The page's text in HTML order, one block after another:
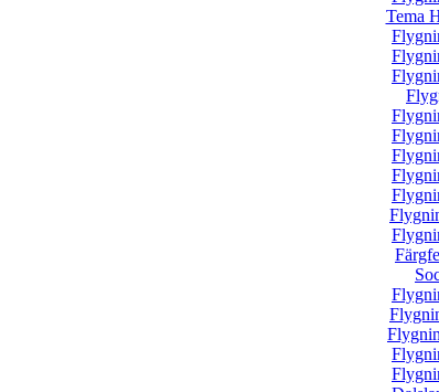
Tema